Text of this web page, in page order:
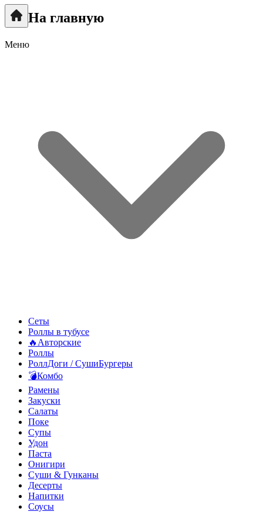
На главную
Меню
Сеты
Роллы в тубусе
🔥Авторские
Роллы
РоллДоги / СушиБургеры
💣Комбо
Рамены
Закуски
Салаты
Поке
Супы
Удон
Паста
Онигири
Суши & Гунканы
Десерты
Напитки
Соусы